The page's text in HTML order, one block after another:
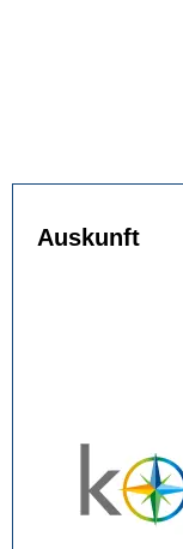
Auskunft